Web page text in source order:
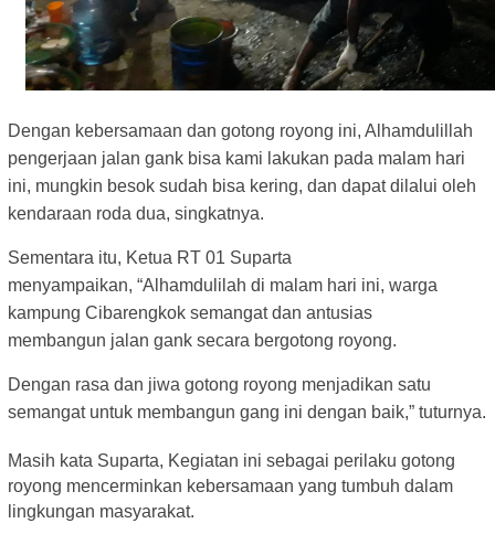
Dengan kebersamaan dan gotong royong ini, Alhamdulillah
pengerjaan jalan gank bisa kami lakukan pada malam hari
ini, mungkin besok sudah bisa kering, dan dapat dilalui oleh
kendaraan roda dua, singkatnya.
Sementara itu, Ketua RT 01 Suparta
menyampaikan, “Alhamdulilah di malam hari ini, warga
kampung Cibarengkok semangat dan antusias
membangun jalan gank secara bergotong royong.
Dengan rasa dan jiwa gotong royong menjadikan satu
semangat untuk membangun gang ini dengan baik,” tuturnya.
Masih kata Suparta, Kegiatan ini sebagai perilaku gotong
royong mencerminkan kebersamaan yang tumbuh dalam
lingkungan masyarakat.